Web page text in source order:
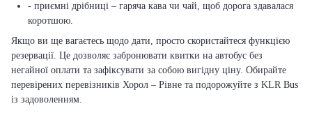
- приємні дрібниці – гаряча кава чи чай, щоб дорога здавалася
коротшою.
Якщо ви ще вагаєтесь щодо дати, просто скористайтеся функцією
резервації. Це дозволяє забронювати квитки на автобус без
негайної оплати та зафіксувати за собою вигідну ціну. Обирайте
перевірених перевізників Хорол – Рівне та подорожуйте з KLR Bus
із задоволенням.